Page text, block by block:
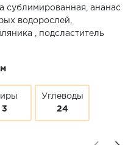
сублимированная, ананас
водорослей,
, подсластитель
3
Углеводы
24